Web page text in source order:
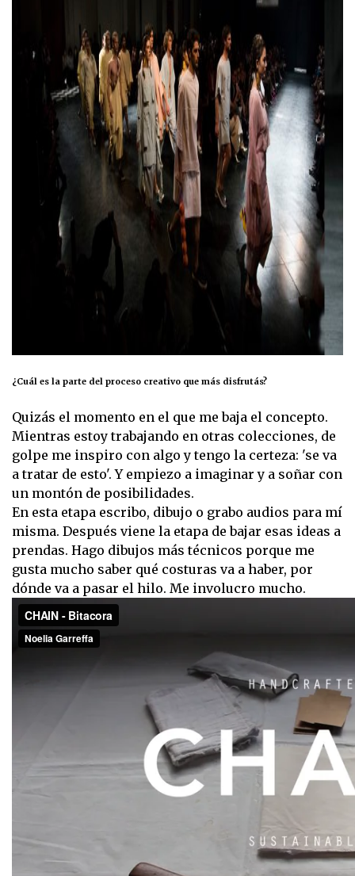
¿Cuál es la parte del proceso creativo que más disfrutás?
Quizás el momento en el que me baja el concepto.
Mientras estoy trabajando en otras colecciones, de
golpe me inspiro con algo y tengo la certeza: 'se va
a tratar de esto'. Y empiezo a imaginar y a soñar con
un montón de posibilidades.
En esta etapa escribo, dibujo o grabo audios para mí
misma. Después viene la etapa de bajar esas ideas a
prendas. Hago dibujos más técnicos porque me
gusta mucho saber qué costuras va a haber, por
dónde va a pasar el hilo. Me involucro mucho.